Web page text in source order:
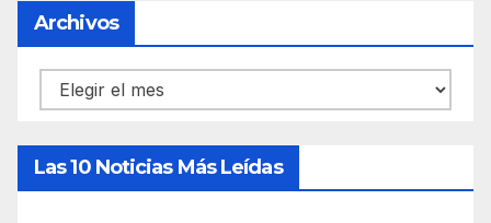
Archivos
Archivos
Las 10 Noticias Más Leídas